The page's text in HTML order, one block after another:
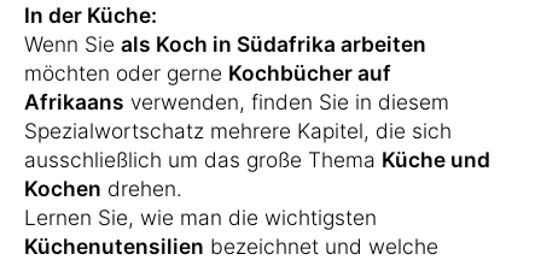
In der Küche:
Wenn Sie als Koch in Südafrika arbeiten
möchten oder gerne Kochbücher auf
Afrikaans verwenden, finden Sie in diesem
Spezialwortschatz mehrere Kapitel, die sich
ausschließlich um das große Thema Küche und
Kochen drehen.
Lernen Sie, wie man die wichtigsten
Küchenutensilien bezeichnet und welche